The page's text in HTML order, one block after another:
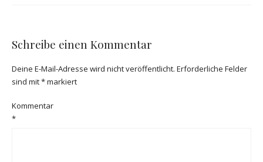
Schreibe einen Kommentar
Deine E-Mail-Adresse wird nicht veröffentlicht. Erforderliche Felder
sind mit*markiert
Kommentar
*